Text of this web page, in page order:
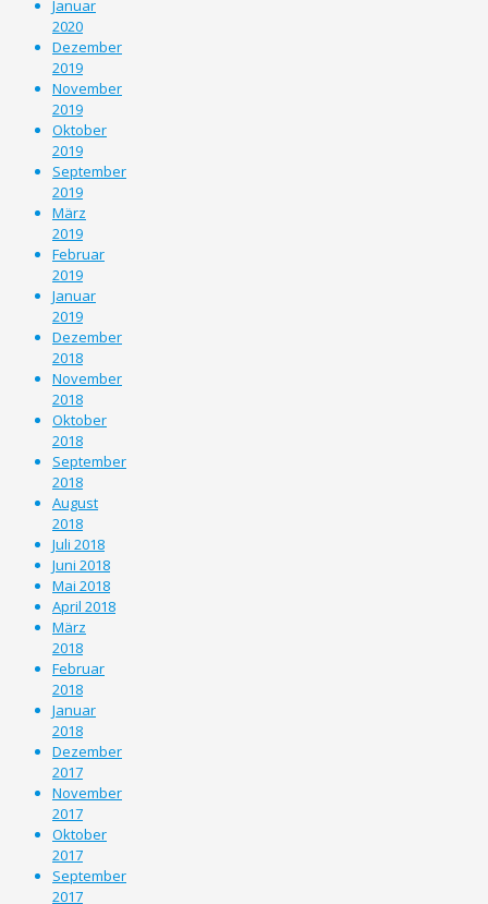
Januar
2020
Dezember
2019
November
2019
Oktober
2019
September
2019
März
2019
Februar
2019
Januar
2019
Dezember
2018
November
2018
Oktober
2018
September
2018
August
2018
Juli 2018
Juni 2018
Mai 2018
April 2018
März
2018
Februar
2018
Januar
2018
Dezember
2017
November
2017
Oktober
2017
September
2017